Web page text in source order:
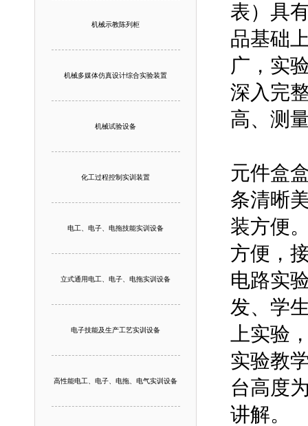
机械示教陈列柜
机械多媒体仿真设计综合实验装置
机械试验设备
化工过程控制实训装置
电工、电子、电拖技能实训设备
立式通用电工、电子、电拖实训设备
电子技能及生产工艺实训设备
高性能电工、电子、电拖、电气实训设备
表）具
品基础
广，实
深入完
高、测
元件盒
条清晰
装方便
方便，
电路实
发、学
上实验
实验教
台高度
讲解。